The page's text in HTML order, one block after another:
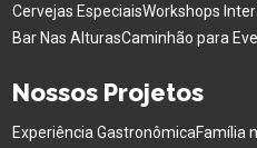
Cervejas EspeciaisWorkshops
Bar Nas AlturasCaminhão para
Nossos Projetos
Experiência GastronômicaFamília